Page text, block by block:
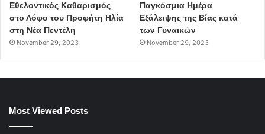
Εθελοντικός Καθαρισμός
στο Λόφο του Προφήτη Ηλία
στη Νέα Πεντέλη
November 29, 2023
Παγκόσμια Ημέρα
Εξάλειψης της Βίας κατά
των Γυναικών
November 29, 2023
Most Viewed Posts